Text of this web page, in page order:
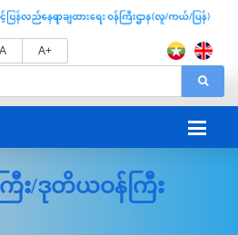
A A+
ြီး/ဒုတိယဝန်ကြီး